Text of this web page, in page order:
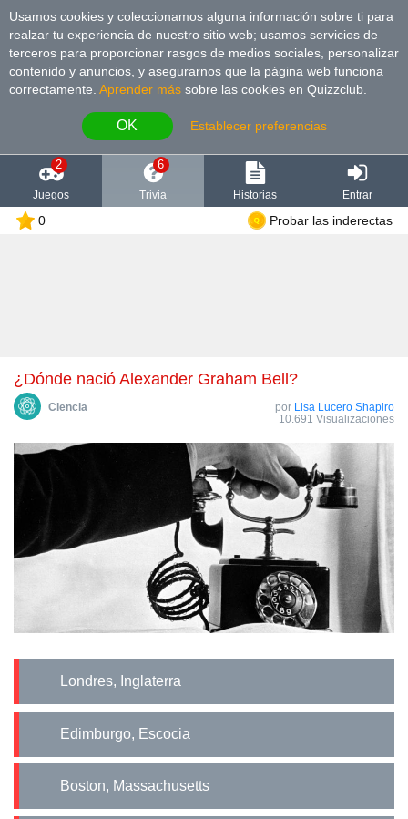
Usamos cookies y coleccionamos alguna información sobre ti para
realzar tu experiencia de nuestro sitio web; usamos servicios de
terceros para proporcionar rasgos de medios sociales, personalizar
contenido y anuncios, y asegurarnos que la página web funciona
correctamente. Aprender más sobre las cookies en Quizzclub.
OK Establecer preferencias
2
Juegos
6
Trivia Historias Entrar
0 Probar las inderectas
¿Dónde nació Alexander Graham Bell?
Сiencia por Lisa Lucero Shapiro
10.691 Visualizaciones
Londres, Inglaterra
Edimburgo, Escocia
Boston, Massachusetts